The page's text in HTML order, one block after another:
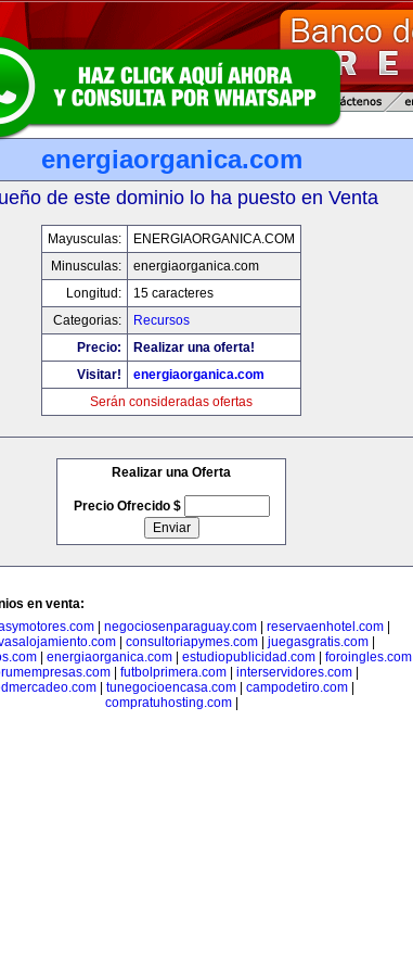
energiaorganica.com
de este dominio lo ha puesto en Venta
Mayusculas:
ENERGIAORGANICA.COM
Minusculas:
energiaorganica.com
Longitud:
15 caracteres
Categorias:
Recursos
Precio:
Realizar una oferta!
Visitar!
energiaorganica.com
Serán consideradas ofertas
Realizar una Oferta
Precio Ofrecido $
en venta:
| negociosenparaguay.com| reservaenhotel.com|
consultoriapymes.com juegasgratis.com
| energiaorganica.com| estudiopublicidad.com| foroingles.com
futbolprimera.com interservidores.com
| tunegocioencasa.com| campodetiro.com|
compratuhosting.com|